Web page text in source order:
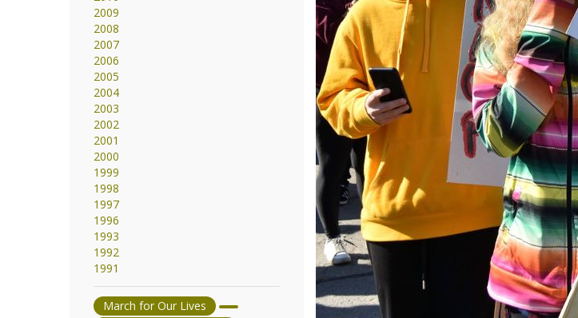
2009
2008
2007
2006
2005
2004
2003
2002
2001
2000
1999
1998
1997
1996
1993
1992
1991
March for Our Lives